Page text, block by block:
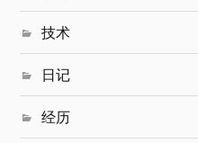
技术
日记
经历